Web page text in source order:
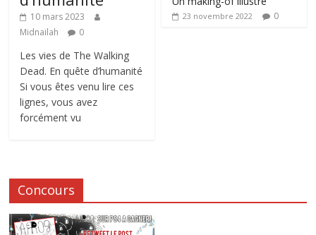
10 mars 2023
Midnailah
0
Les vies de The Walking
Dead. En quête d’humanité
Si vous êtes venu lire ces
lignes, vous avez
forcément vu
23 novembre 2022 0
Concours